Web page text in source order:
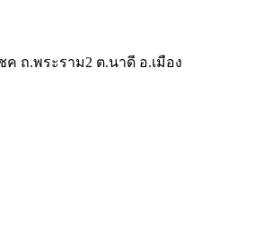
ค ถ.พระราม2 ต.นาดี อ.เมือง